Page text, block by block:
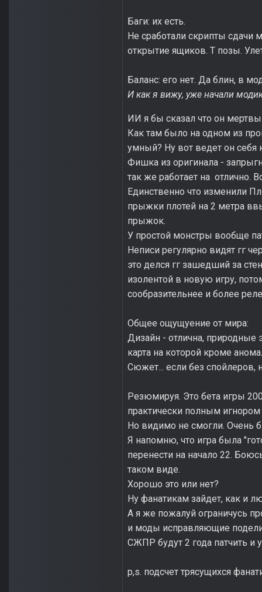
Баги: их есть.
Не сработали скрипты сдачи
открытие ящиков. Т позы.
Баланс: его нет. Да блин, в
И как я вижу, уже начали
ИИ я бы сказал что он
Как там было на одном из
умный? Ну вот ведет он себя
Фишка из оригинала -
так же работает на отлично.
Единственно что изменили
прыжки плотей на 2 метра
прыжок.
У простой монстры вообще
Неписи регулярно видят гг
это делся гг зашедший за
изолентой в новую игру,
сообразительнее и более
Общее ощущуение от мира:
Дизайн - отлична, природные
карта на которой кроме
Сюжет... если без спойлеров,
Резюмируя. Это бета игры
практически полным игнором
Но видимо не смогли. Очень
Я напомню, что игра была
перенести на начало 22.
таком виде.
Хорошо это или нет?
Ну фанатикам зайдет, как и
А я же пожалуй ограничусь
и моды исправляющие
СЖПР будут 2 года патчить и
p,s. подсчет трясущихся